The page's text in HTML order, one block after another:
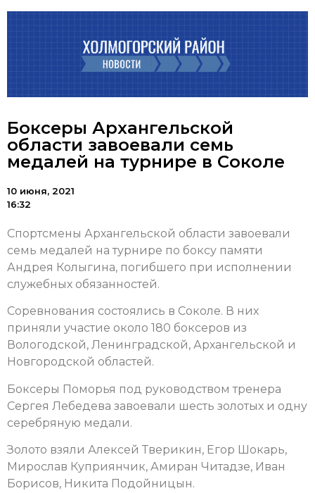
Боксеры Архангельской
области завоевали семь
медалей на турнире в Соколе
10 июня, 2021
16:32
Спортсмены Архангельской области завоевали
семь медалей на турнире по боксу памяти
Андрея Колыгина, погибшего при исполнении
служебных обязанностей.
Соревнования состоялись в Соколе. В них
приняли участие около 180 боксеров из
Вологодской, Ленинградской, Архангельской и
Новгородской областей.
Боксеры Поморья под руководством тренера
Сергея Лебедева завоевали шесть золотых и одну
серебряную медали.
Золото взяли Алексей Тверикин, Егор Шокарь,
Мирослав Куприянчик, Амиран Читадзе, Иван
Борисов, Никита Подойницын.